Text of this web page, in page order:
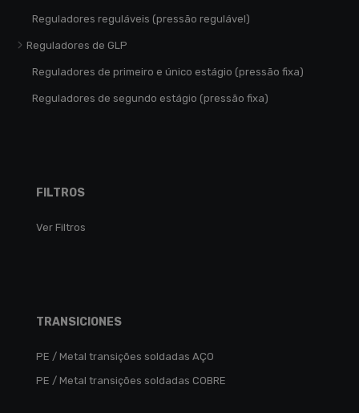
Reguladores reguláveis (pressão regulável)
Reguladores de GLP
Reguladores de primeiro e único estágio (pressão fixa)
Reguladores de segundo estágio (pressão fixa)
FILTROS
Ver Filtros
TRANSICIONES
PE / Metal transições soldadas AÇO
PE / Metal transições soldadas COBRE